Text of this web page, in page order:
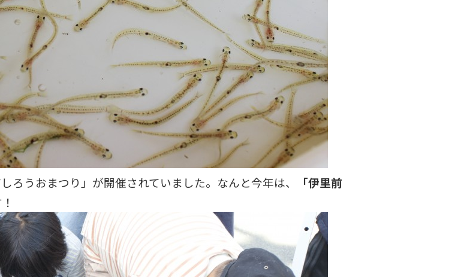
ろうおまつり」が開催されていました。なんと今年は、
「伊里前